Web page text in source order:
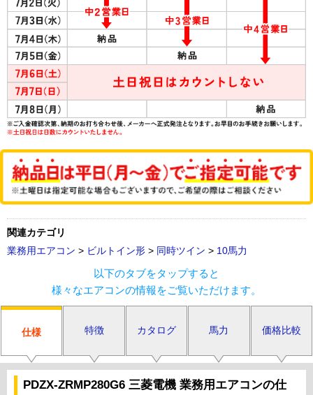
関連カテゴリ
業務用エアコン > ビルトイン形 > 同時ツイン > 10馬力
以下のタブをタップすると
様々なエアコンの情報をご覧いただけます。
仕様 特徴 カタログ 馬力 価格比較
PDZX-ZRMP280G6 三菱電機 業務用エアコンの仕